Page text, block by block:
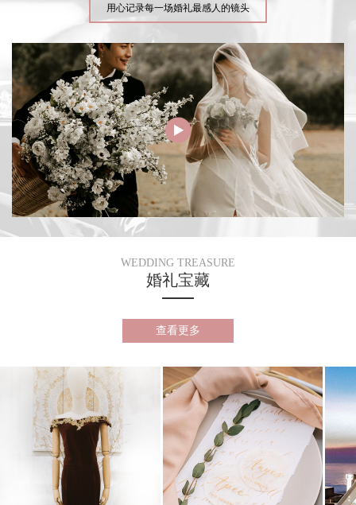
用心记录每一场婚礼最感人的镜头
WEDDING TREASURE
婚礼宝藏
查看更多